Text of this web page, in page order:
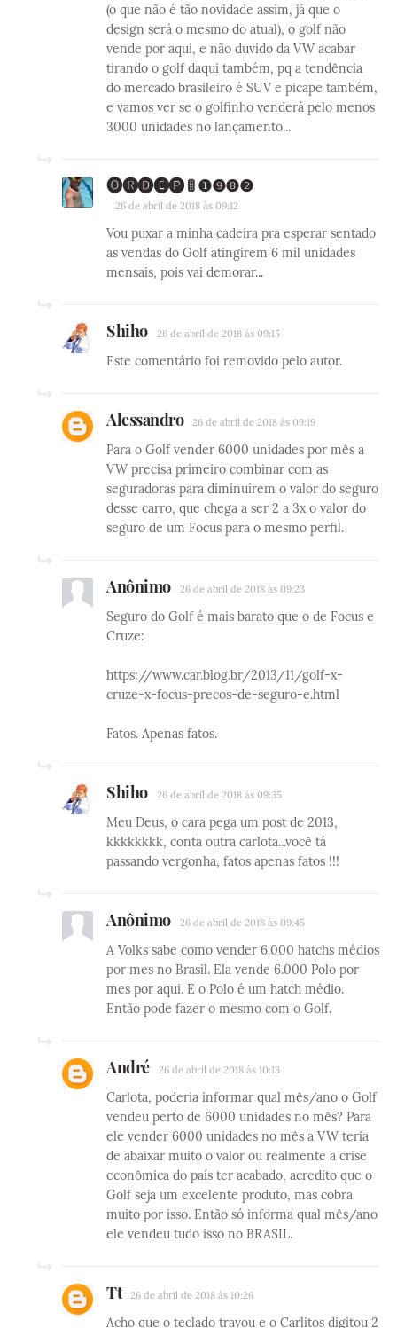
(o que não é tão novidade assim, já que o
design será o mesmo do atual), o golf não
vende por aqui, e não duvido da VW acabar
tirando o golf daqui também, pq a tendência
do mercado brasileiro é SUV e picape também,
e vamos ver se o golfinho venderá pelo menos
3000 unidades no lançamento...
🅞🅡🅓🅔🅟 🚦 ❶❾❽❷
26 de abril de 2018 às 09:12
Vou puxar a minha cadeira pra esperar sentado
as vendas do Golf atingirem 6 mil unidades
mensais, pois vai demorar...
Shiho 26 de abril de 2018 às 09:15
Este comentário foi removido pelo autor.
Alessandro 26 de abril de 2018 às 09:19
Para o Golf vender 6000 unidades por mês a
VW precisa primeiro combinar com as
seguradoras para diminuirem o valor do seguro
desse carro, que chega a ser 2 a 3x o valor do
seguro de um Focus para o mesmo perfil.
Anônimo 26 de abril de 2018 às 09:23
Seguro do Golf é mais barato que o de Focus e
Cruze:
https://www.car.blog.br/2013/11/golf-x-
cruze-x-focus-precos-de-seguro-e.html
Fatos. Apenas fatos.
Shiho 26 de abril de 2018 às 09:35
Meu Deus, o cara pega um post de 2013,
kkkkkkkk, conta outra carlota...você tá
passando vergonha, fatos apenas fatos !!!
Anônimo 26 de abril de 2018 às 09:45
A Volks sabe como vender 6.000 hatchs médios
por mes no Brasil. Ela vende 6.000 Polo por
mes por aqui. E o Polo é um hatch médio.
Então pode fazer o mesmo com o Golf.
André 26 de abril de 2018 às 10:13
Carlota, poderia informar qual mês/ano o Golf
vendeu perto de 6000 unidades no mês? Para
ele vender 6000 unidades no mês a VW teria
de abaixar muito o valor ou realmente a crise
econômica do país ter acabado, acredito que o
Golf seja um excelente produto, mas cobra
muito por isso. Então só informa qual mês/ano
ele vendeu tudo isso no BRASIL.
Tt 26 de abril de 2018 às 10:26
Acho que o teclado travou e o Carlitos digitou 2